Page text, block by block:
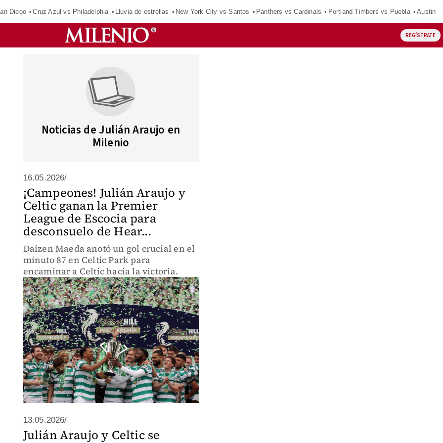
Diego Cruz Azul vs Philadelphia Lluvia de estrellas New York City vs Santos Panthers vs Cardinals Portland Timbers vs Puebla Austin
REGÍSTRATE
Noticias de Julián Araujo en
Milenio
16.05.2026/
¡Campeones! Julián Araujo y
Celtic ganan la Premier
League de Escocia para
desconsuelo de Hear...
Daizen Maeda anotó un gol crucial en el
minuto 87 en Celtic Park para
encaminar a Celtic hacia la victoria.
13.05.2026/
Julián Araujo y Celtic se